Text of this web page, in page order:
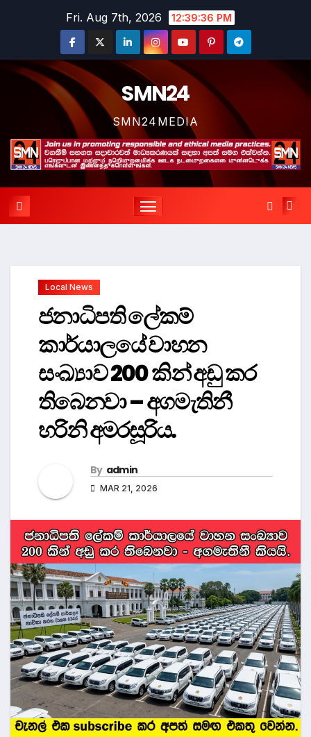
Fri. Aug 7th, 2026 12:39:37 PM
SMN24
SMN24MEDIA
Local News
ජනාධිපති ලේකම්
කාර්යාලයේ වාහන
සංඛ්‍යාව 200 කින් අඩු කර
තිබෙනවා – අගමැතිනී
හරිනි අමරසූරිය.
By admin
MAR 21, 2026